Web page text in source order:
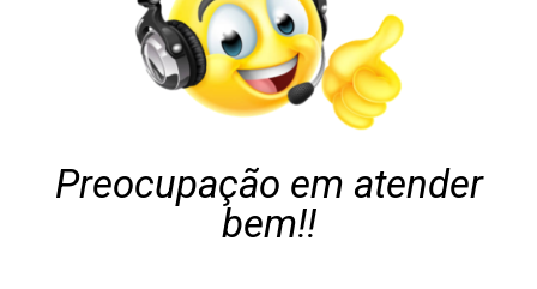
Preocupação em atender
bem!!